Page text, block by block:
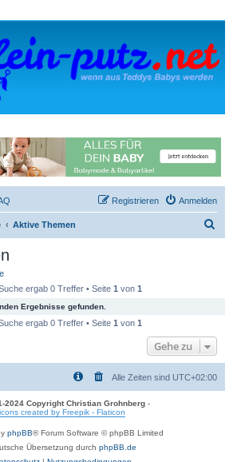
Anmelden
Registrieren
Aktive Themen
ergab 0 Treffer • Seite 1 von 1
Ergebnisse gefunden.
ergab 0 Treffer • Seite 1 von 1
Gehe zu
Alle Zeiten sind UTC+02:00
2024 Copyright Christian Grohnberg-
icons created by Freepik - Flaticon
phpBB® Forum Software © phpBB Limited
Übersetzung durch phpBB.de